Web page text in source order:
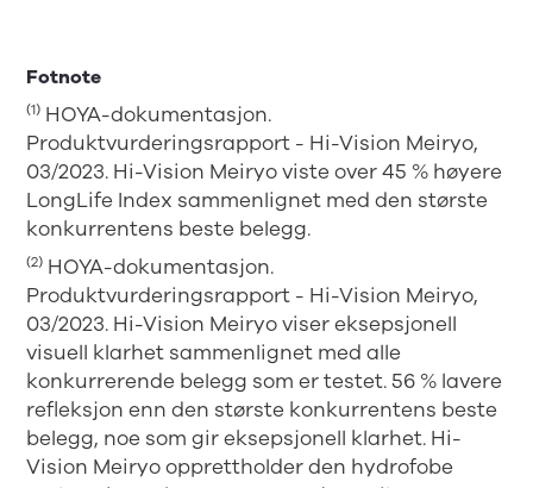
Fotnote
(1) HOYA-dokumentasjon.
Produktvurderingsrapport - Hi-Vision Meiryo,
03/2023. Hi-Vision Meiryo viste over 45 % høyere
LongLife Index sammenlignet med den største
konkurrentens beste belegg.
(2) HOYA-dokumentasjon.
Produktvurderingsrapport - Hi-Vision Meiryo,
03/2023. Hi-Vision Meiryo viser eksepsjonell
visuell klarhet sammenlignet med alle
konkurrerende belegg som er testet. 56 % lavere
refleksjon enn den største konkurrentens beste
belegg, noe som gir eksepsjonell klarhet. Hi-
Vision Meiryo opprettholder den hydrofobe